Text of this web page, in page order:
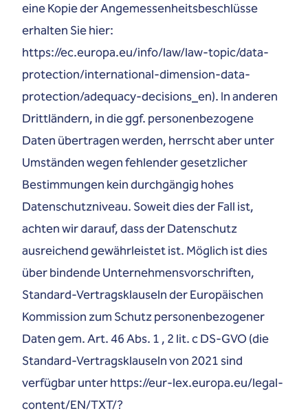
eine Kopie der Angemessenheitsbeschlüsse
erhalten Sie hier:
https://ec.europa.eu/info/law/law-topic/data-
protection/international-dimension-data-
protection/adequacy-decisions_en). In anderen
Drittländern, in die ggf. personenbezogene
Daten übertragen werden, herrscht aber unter
Umständen wegen fehlender gesetzlicher
Bestimmungen kein durchgängig hohes
Datenschutzniveau. Soweit dies der Fall ist,
achten wir darauf, dass der Datenschutz
ausreichend gewährleistet ist. Möglich ist dies
über bindende Unternehmensvorschriften,
Standard-Vertragsklauseln der Europäischen
Kommission zum Schutz personenbezogener
Daten gem. Art. 46 Abs. 1 , 2 lit. c DS-GVO (die
Standard-Vertragsklauseln von 2021 sind
verfügbar unter https://eur-lex.europa.eu/legal-
content/EN/TXT/?